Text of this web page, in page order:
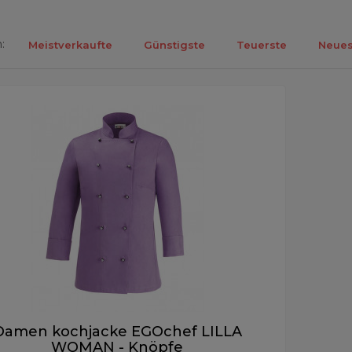
Meistverkaufte Günstigste Teuerste
kochjacke EGOchef LILLA
WOMAN - Knöpfe